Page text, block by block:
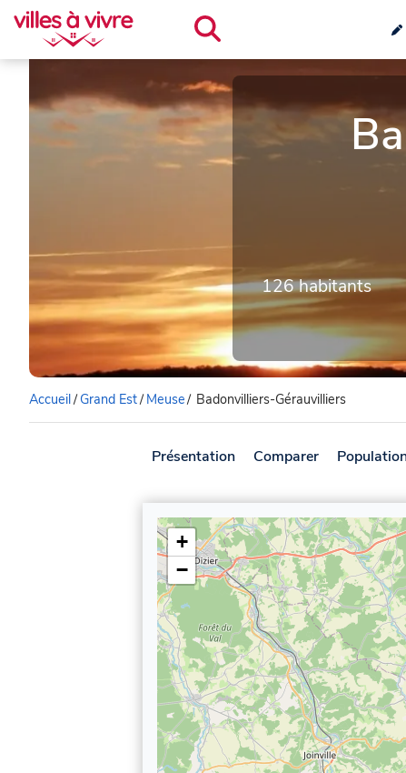
126 habitants
Accueil/Grand Est/ Meuse/ Badonvilliers-Gérauvilliers
Présentation Comparer
+
−